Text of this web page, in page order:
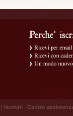
Ricevi per
Ricevi con
Un modo
| Iscriviti | Centro